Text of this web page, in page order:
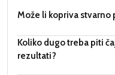
Može li kopriva stvarno
Koliko dugo treba piti
rezultati?